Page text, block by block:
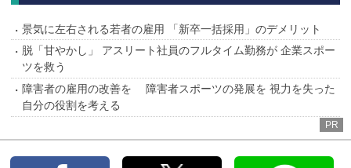
景気に左右される若者の雇用 「新卒一括採用」のデメリット
脱「甘やかし」 アスリート社員のフルタイム勤務が 企業スポー
ツを救う
障害者の雇用の改善を 障害者スポーツの発展を 視力を失った
自分の役割を考える
PR